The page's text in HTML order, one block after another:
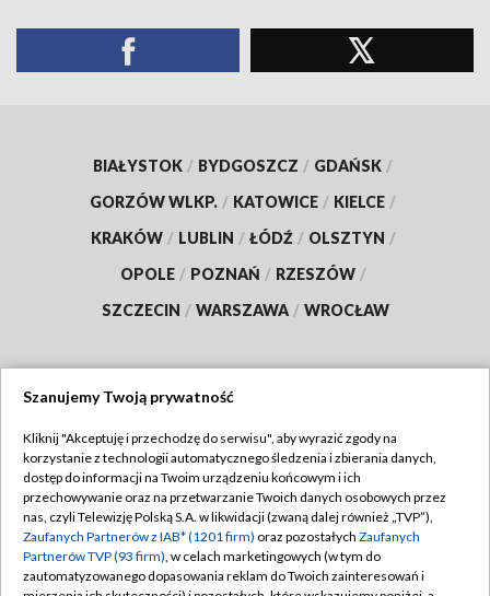
BIAŁYSTOK / BYDGOSZCZ / GDAŃSK /
GORZÓW WLKP. / KATOWICE / KIELCE /
KRAKÓW / LUBLIN / ŁÓDŹ / OLSZTYN /
OPOLE / POZNAŃ / RZESZÓW /
SZCZECIN / WARSZAWA / WROCŁAW
TVP
Abonament TVP
Emisja w TVP
Centrum informacji TVP
Regulamin TVP
Polityka prywatności
Moje zgody
Szanujemy Twoją prywatność
Kliknij "Akceptuję i przechodzę do serwisu", aby wyrazić zgody na
korzystanie z technologii automatycznego śledzenia i zbierania danych,
dostęp do informacji na Twoim urządzeniu końcowym i ich
przechowywanie oraz na przetwarzanie Twoich danych osobowych przez
nas, czyli Telewizję Polską S.A. w likwidacji (zwaną dalej również „TVP”),
Zaufanych Partnerów z IAB* (1201 firm) oraz pozostałych Zaufanych
Partnerów TVP (93 firm), w celach marketingowych (w tym do
zautomatyzowanego dopasowania reklam do Twoich zainteresowań i